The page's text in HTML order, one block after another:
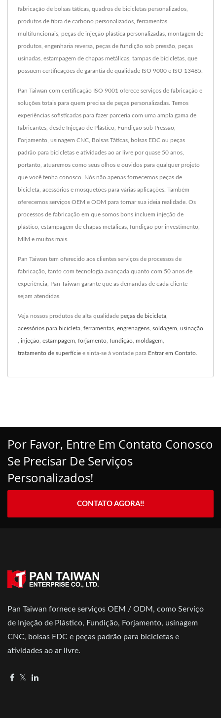
fabricação de bolsas táticas, quadros de bicicletas personalizados,
produtos de fibra de carbono personalizados, ferramentas
multifuncionais, peças de injeção plástica personalizadas, montagem de
produtos, engenharia reversa, peças de fundição sob pressão, peças
usinadas, estampagem de chapas metálicas, tampas de bicicletas, que
possuem certificações de garantia de qualidade ISO 9000 e ISO 13485.
Pan Taiwan com certificação ISO 9001 oferece serviços de fabricação e
soluções totais para quem precisa de peças personalizadas. Temos
experiências sofisticadas para fazer parceria com uma ampla gama de
fabricantes, desde Injeção de Plástico, Fundição sob Pressão,
Forjamento, usinagem CNC, Bolsas Táticas, bolsas EDC ou peças
padrão para bicicletas e atividades ao ar livre por quase 50 anos,
portanto, atuaremos como seus olhos e ouvidos para qualquer projeto
que você tenha conosco. Nós não apenas fornecemos peças de
bicicleta, acessórios e mosquetões para várias aplicações. Também
oferecemos serviços OEM e ODM para tornar sua ideia realidade. Os
processos de fabricação em que somos bons incluem injeção de
plástico, estampagem de chapas metálicas, fundição por investimento,
MIM e muitos mais.
Pan Taiwan tem oferecido aos clientes serviços de processos de
fabricação, tanto com tecnologia avançada quanto com 50 anos de
experiência, Pan Taiwan garante que as demandas de cada cliente
sejam atendidas.
Veja nossos produtos de alta qualidade peças de bicicleta
acessórios para bicicleta ferramentas engrenagens soldagem usinação
injeção estampagem forjamento fundição moldagem
tratamento de superfície e sinta-se à vontade para Entrar em Contato
Por Favor, Entre Em Contato Conosco
Se Precisar De Serviços
Personalizados!
CONTATO AGORA!!
Pan Taiwan fornece serviços OEM / ODM, como Serviço
de Injeção de Plástico, Fundição, Forjamento, usinagem
CNC, bolsas EDC e peças padrão para bicicletas e
atividades ao ar livre.